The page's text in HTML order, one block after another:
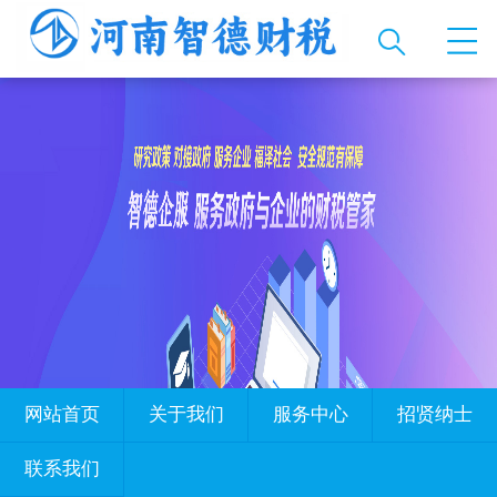
网站首页 关于我们 服务中心 招贤纳士
联系我们